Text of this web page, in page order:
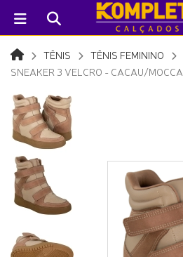
TÊNIS TÊNIS FEMININO
SNEAKER 3 VELCRO - CACAU/MOCCA